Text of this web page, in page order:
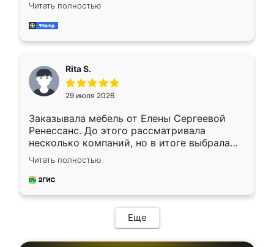
довольны работой. Спасибо Ренессанс
мебель за качественную работу!
Читать полностью
Rita S.
29 июля 2026
Заказывала мебель от Елены Сергеевой
Ренессанс. До этого рассматривала
несколько компаний, но в итоге выбрала
эту. Сначала обговорили условия, потом
приехал замерщик, всё спокойно объяснил
и снял размеры. Изготовили в срок, с
мебель сразу встала на свое место без
каких-либо доработок. Качеством осталась
довольна, все выглядит так, как и ожидала.
Читать полностью
Еще